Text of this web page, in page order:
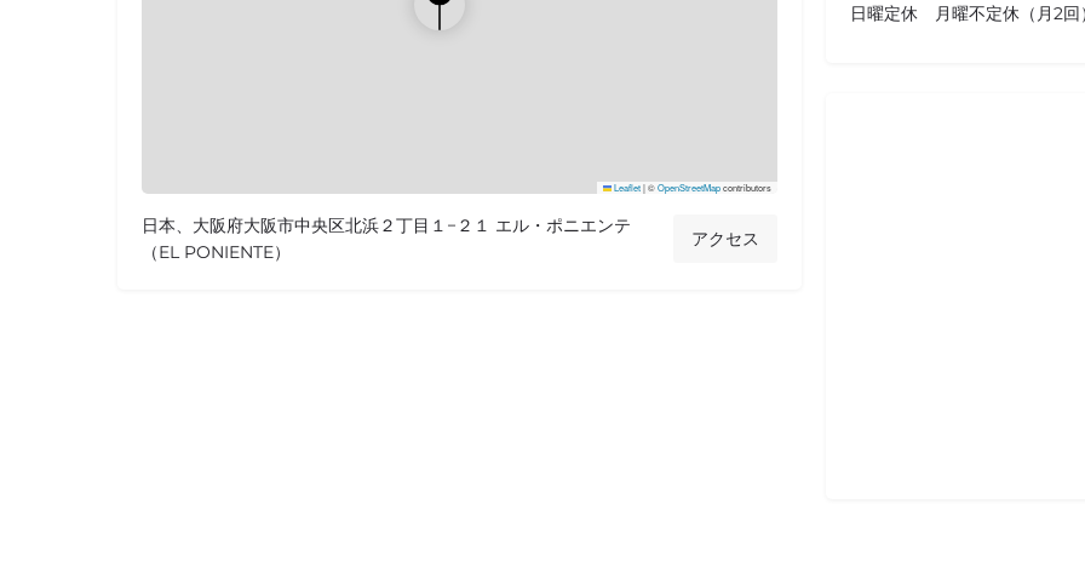
Leaflet|©OpenStreetMapcontributors
日本、大阪府大阪市中央区北浜２丁目１−２１ エル・ポニエンテ
（EL PONIENTE）
アクセス
日曜定休 月曜不定休（月2回